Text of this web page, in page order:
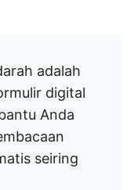
adalah
digital
Anda
seiring